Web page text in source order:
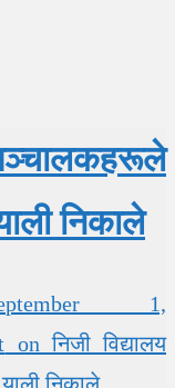
निकाले
1,
on निजी विद्यालय